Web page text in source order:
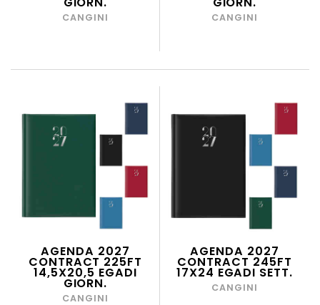
CANGINI CANGINI
AGENDA 2027
CONTRACT 225FT
14,5X20,5 EGADI
GIORN.
CANGINI
AGENDA 2027
CONTRACT 245FT
17X24 EGADI SETT.
CANGINI